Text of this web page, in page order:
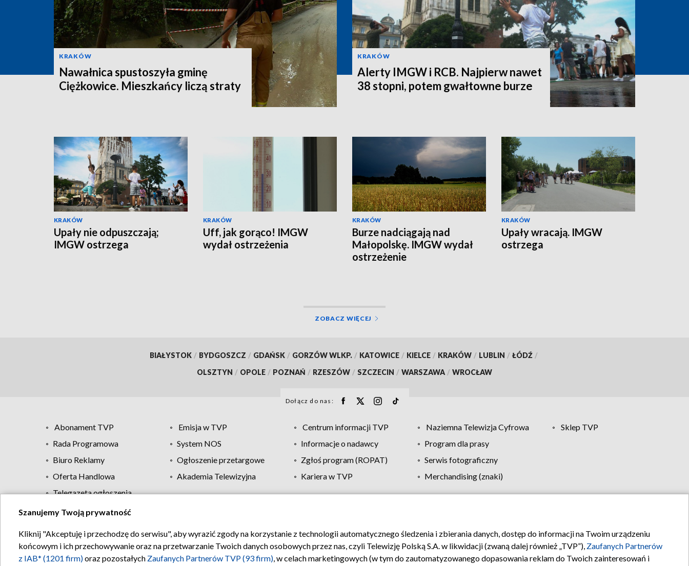
KRAKÓW
Nawałnica spustoszyła gminę
Ciężkowice. Mieszkańcy liczą straty
KRAKÓW
Alerty IMGW i RCB. Najpierw nawet
38 stopni, potem gwałtowne burze
KRAKÓW
Upały nie odpuszczają;
IMGW ostrzega
KRAKÓW
Uff, jak gorąco! IMGW
wydał ostrzeżenia
KRAKÓW
Burze nadciągają nad
Małopolskę. IMGW wydał
ostrzeżenie
KRAKÓW
Upały wracają. IMGW
ostrzega
ZOBACZ WIĘCEJ
BIAŁYSTOK / BYDGOSZCZ / GDAŃSK / GORZÓW WLKP. / KATOWICE / KIELCE / KRAKÓW / LUBLIN / ŁÓDŹ /
OLSZTYN / OPOLE / POZNAŃ / RZESZÓW / SZCZECIN / WARSZAWA / WROCŁAW
Dołącz do nas:
Abonament TVP Emisja w TVP Centrum informacji TVP Naziemna Telewizja Cyfrowa
Sklep TVP
Rada Programowa
System NOS Informacje o nadawcy
Program dla prasy
Biuro Reklamy
Ogłoszenie przetargowe Zgłoś program (ROPAT)
Serwis fotograficzny
Oferta Handlowa
Akademia Telewizyjna Kariera w TVP
Merchandising (znaki)
Telegazeta ogłoszenia
Regulamin TVP Polityka prywatności Moje zgody Pomoc Biuro reklamy Kontakt
Szanujemy Twoją prywatność
Kliknij "Akceptuję i przechodzę do serwisu", aby wyrazić zgody na korzystanie z technologii automatycznego śledzenia i zbierania danych, dostęp do informacji na Twoim urządzeniu
końcowym i ich przechowywanie oraz na przetwarzanie Twoich danych osobowych przez nas, czyli Telewizję Polską S.A. w likwidacji (zwaną dalej również „TVP”), Zaufanych Partnerów
z IAB* (1201 firm)oraz pozostałych Zaufanych Partnerów TVP (93 firm), w celach marketingowych (w tym do zautomatyzowanego dopasowania reklam do Twoich zainteresowań i